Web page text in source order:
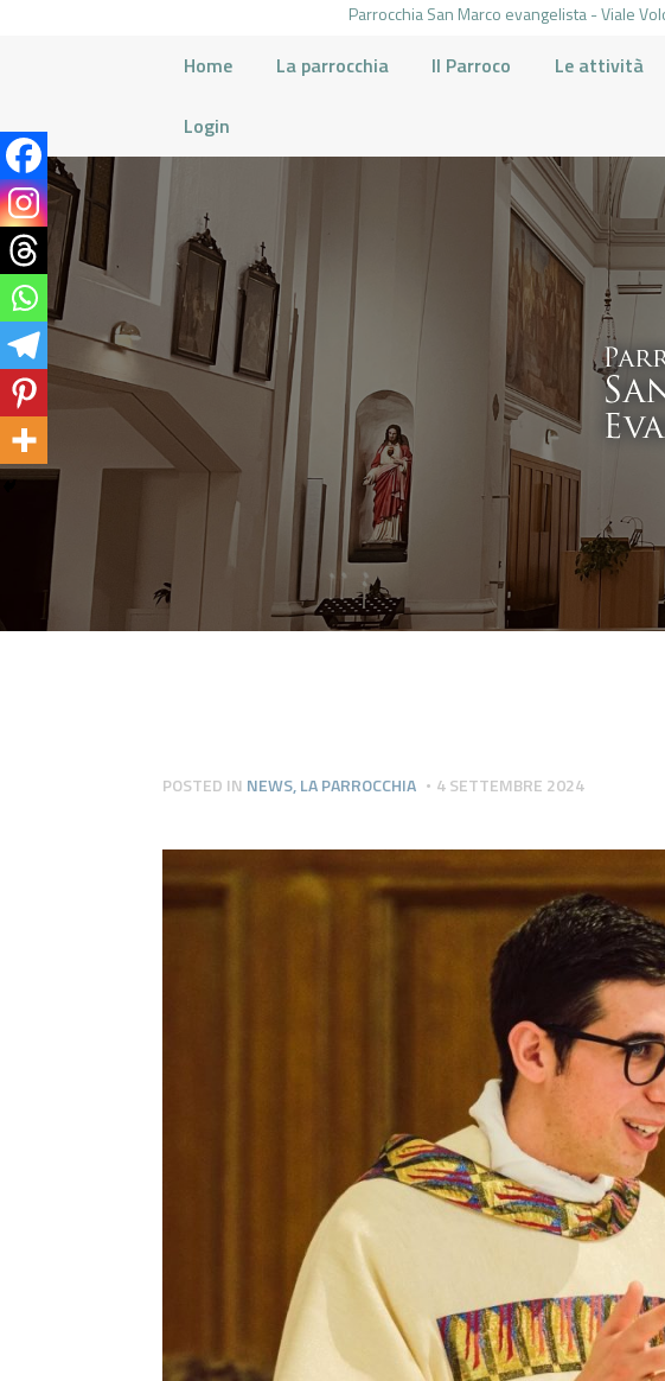
Parrocchia San Marco evangelista - Viale
Home La parrocchia Il Parroco Le attività
Login
LA
IL
LE
IL
POSTED IN NEWS,LA PARROCCHIA 4 SETTEMBRE 2024